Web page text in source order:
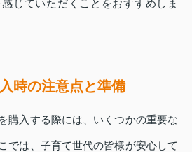
じていただくことをおすすめしま
時の注意点と準備
購入する際には、いくつかの重要な
では、子育て世代の皆様が安心して